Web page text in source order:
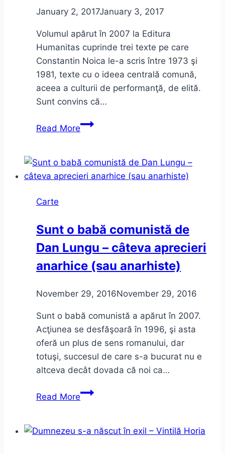
January 2, 2017January 3, 2017
Volumul apărut în 2007 la Editura
Humanitas cuprinde trei texte pe care
Constantin Noica le-a scris între 1973 şi
1981, texte cu o ideea centrală comună,
aceea a culturii de performanţă, de elită.
Sunt convins că…
Read MoreDespre
Carte
Sunt o babă comunistă de
Dan Lungu – câteva aprecieri
anarhice (sau anarhiste)
November 29, 2016November 29, 2016
Sunt o babă comunistă a apărut în 2007.
Acţiunea se desfăşoară în 1996, şi asta
oferă un plus de sens romanului, dar
totuşi, succesul de care s-a bucurat nu e
altceva decât dovada că noi ca…
Read MoreSunt
comunistă